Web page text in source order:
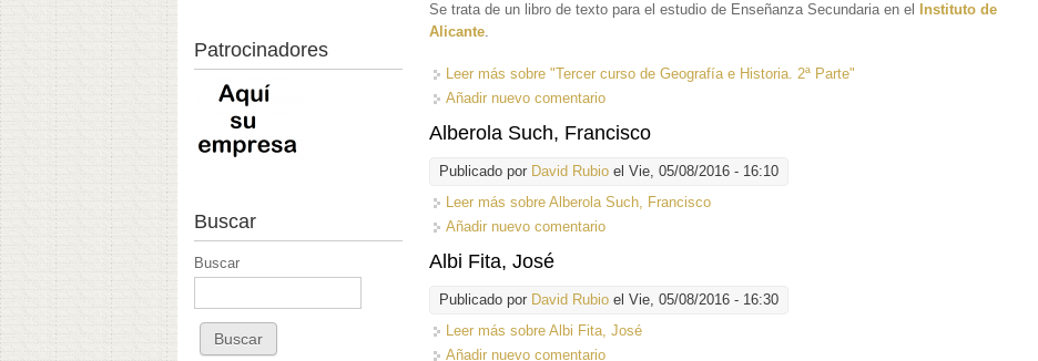
Se trata de un libro de texto para el estudio de Enseñanza Secundaria en el
Instituto de
Alicante.
Leer más sobre "Tercer curso de Geografía e Historia. 2ª Parte"
Añadir nuevo comentario
Alberola Such, Francisco
Publicado por David Rubio el Vie, 05/08/2016 - 16:10
Leer más sobre Alberola Such, Francisco
Añadir nuevo comentario
Albi Fita, José
Publicado por David Rubio el Vie, 05/08/2016 - 16:30
Leer más sobre Albi Fita, José
Añadir nuevo comentario
Patrocinadores
Buscar
Buscar